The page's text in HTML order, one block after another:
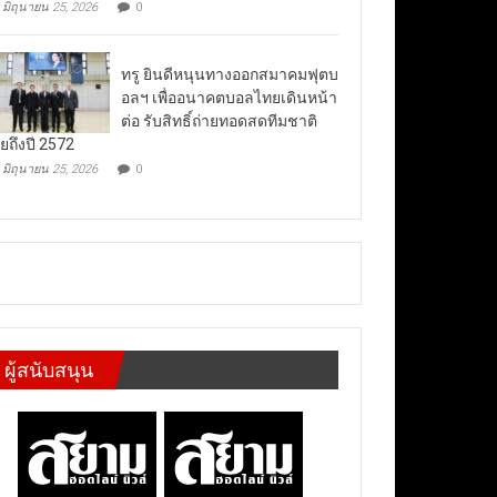
มิถุนายน 25, 2026 0
ทรู ยินดีหนุนทางออกสมาคมฟุตบ
อลฯ เพื่ออนาคตบอลไทยเดินหน้า
ต่อ รับสิทธิ์ถ่ายทอดสดทีมชาติ
ถึงปี 2572
มิถุนายน 25, 2026 0
ผู้สนับสนุน